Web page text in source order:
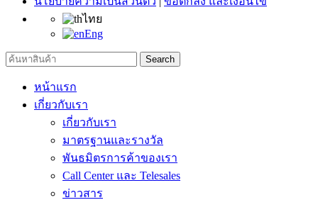
ไทย
Eng
Search
หน้าแรก
เกี่ยวกับเรา
เกี่ยวกับเรา
มาตรฐานและรางวัล
พันธมิตรการค้าของเรา
Call Center และ Telesales
ข่าวสาร